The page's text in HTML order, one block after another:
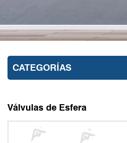
CATEGORÍAS
Válvulas de Esfera